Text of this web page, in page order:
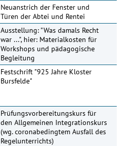
Neuanstrich der Fenster und
Türen der Abtei und Rentei
Ausstellung: "Was damals Recht
war ...", hier: Materialkosten für
Workshops und pädagogische
Begleitung
Festschrift "925 Jahre Kloster
Bursfelde"
Prüfungsvorbereitungskurs für
den Allgemeinen Integrationskurs
(wg. coronabedingtem Ausfall des
Regelunterrichts)